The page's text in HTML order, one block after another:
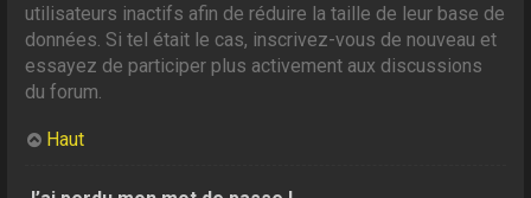
utilisateurs inactifs afin de réduire la taille de leur base de
données. Si tel était le cas, inscrivez-vous de nouveau et
essayez de participer plus activement aux discussions
du forum.
Haut